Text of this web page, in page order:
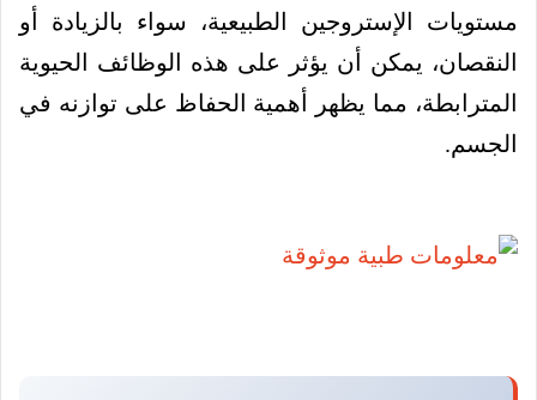
مستويات الإستروجين الطبيعية، سواء بالزيادة أو
النقصان، يمكن أن يؤثر على هذه الوظائف الحيوية
المترابطة، مما يظهر أهمية الحفاظ على توازنه في
الجسم.